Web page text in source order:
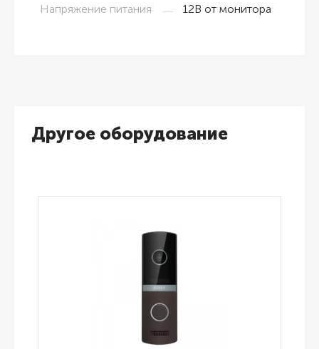
Напряжение питания 12В от монитора
Другое оборудование